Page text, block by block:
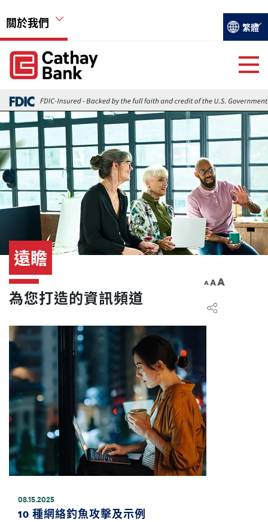
關於我們
Global Header Hierarchy Menu
Select
繁體
Global Header Hierarchy Menu
關於國泰銀行
活動
遠瞻
就業機會
Back
圖片
遠瞻
A
A A
為您打造的資訊頻道
圖片
08.15.2025
10 種網絡釣魚攻擊及示例